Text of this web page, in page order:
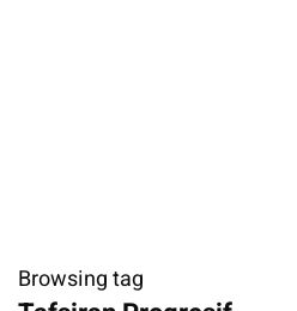
Browsing tag